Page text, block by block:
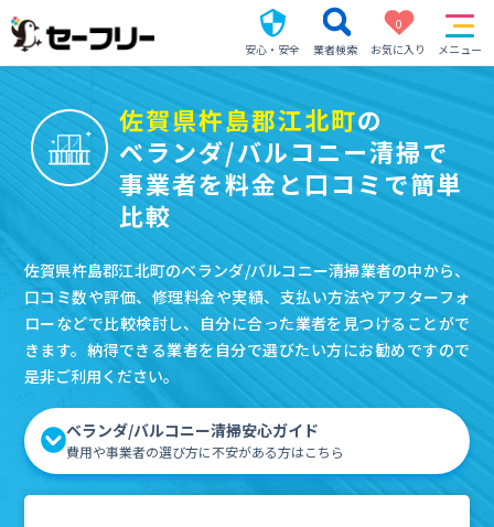
安心・安全 業者検索
0
お気に入り
メニュー
佐賀県杵島郡江北町の
ベランダ/バルコニー清掃で
事業者を料金と口コミで簡単
比較
佐賀県杵島郡江北町のベランダ/バルコニー清掃業者の中から、
口コミ数や評価、修理料金や実績、支払い方法やアフターフォ
ローなどで比較検討し、自分に合った業者を見つけることがで
きます。納得できる業者を自分で選びたい方にお勧めですので
是非ご利用ください。
ベランダ/バルコニー清掃安心ガイド
費用や事業者の選び方に不安がある方はこちら